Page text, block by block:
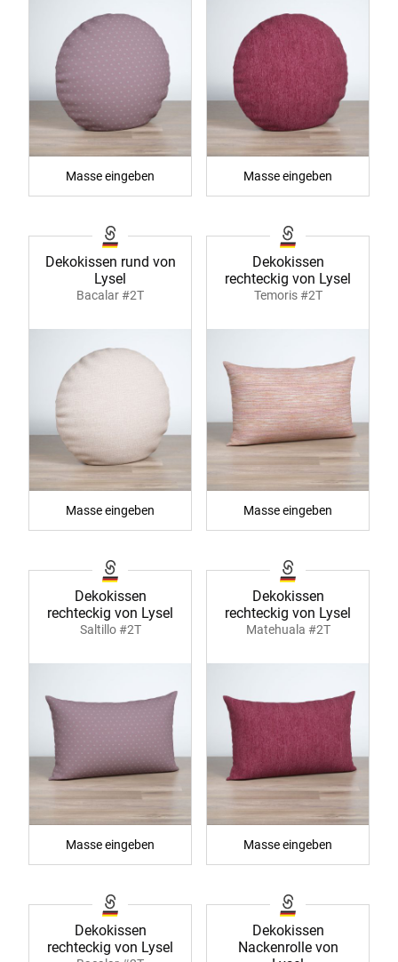
Masse eingeben Masse eingeben
Dekokissen rund von
Lysel
Bacalar #2T
Masse eingeben
Dekokissen
rechteckig von Lysel
Temoris #2T
Masse eingeben
Dekokissen
rechteckig von Lysel
Saltillo #2T
Masse eingeben
Dekokissen
rechteckig von Lysel
Matehuala #2T
Masse eingeben
Dekokissen
rechteckig von Lysel
Dekokissen
Nackenrolle von